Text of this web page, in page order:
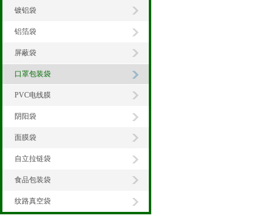
镀铝袋
铝箔袋
屏蔽袋
口罩包装袋
PVC电线膜
阴阳袋
面膜袋
自立拉链袋
食品包装袋
纹路真空袋